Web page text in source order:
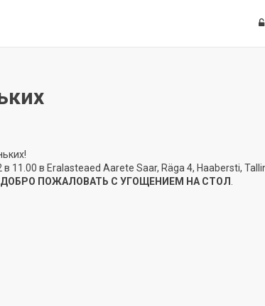
11.00 в Eralasteaed Aarete Saar, Räga 4, Haabersti,
ДОБРО ПОЖАЛОВАТЬ С УГОЩЕНИЕМ НА СТОЛ